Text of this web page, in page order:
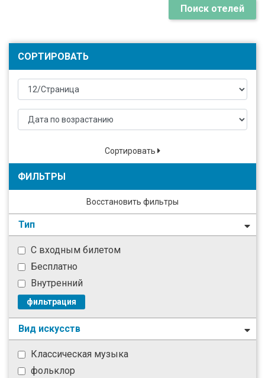
Поиск отелей
СОРТИРОВАТЬ
Сортировать
ФИЛЬТРЫ
Восстановить фильтры
Тип
С входным билетом
Бесплатно
Внутренний
фильтрация
Вид искусств
Классическая музыка
фольклор